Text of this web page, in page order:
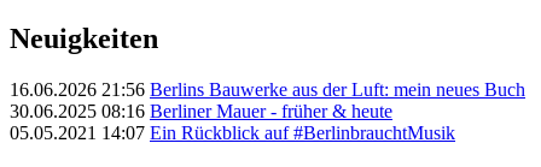
Neuigkeiten
16.06.2026 21:56 Berlins Bauwerke aus der Luft: mein neues Buch
30.06.2025 08:16 Berliner Mauer - früher & heute
05.05.2021 14:07 Ein Rückblick auf #BerlinbrauchtMusik